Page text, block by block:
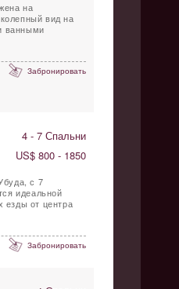
на
вид на
ванными
Забронировать
4 - 7 Спальни
US$ 800 - 1850
с 7
идеальной
езды от центра
Забронировать